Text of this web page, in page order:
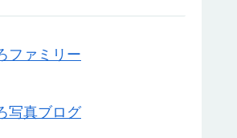
ファミリー
写真ブログ